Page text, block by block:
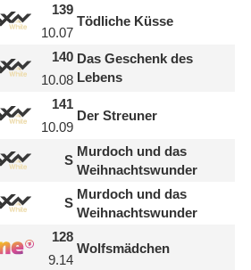
139
10.07
Tödliche Küsse
140
10.08
Das Geschenk des
Lebens
141
10.09
Der Streuner
S
Murdoch und das
Weihnachtswunder
S
Murdoch und das
Weihnachtswunder
128
9.14
Wolfsmädchen